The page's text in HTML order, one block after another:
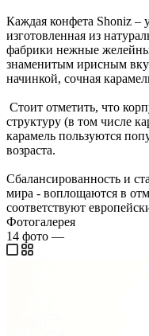
Каждая конфета Shoniz –
изготовленная из
фабрики нежные
знаменитым ирисным
начинкой, сочная
Стоит отметить, что
структуру (в том числе
карамель пользуются
возраста.
Сбалансированность и
мира - воплощаются в
соответствуют
Фотогалерея
14 фото —